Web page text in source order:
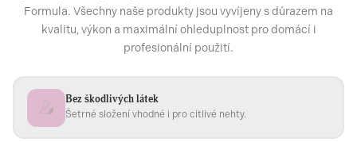
Formula. Všechny naše produkty jsou vyvíjeny s důrazem na
kvalitu, výkon a maximální ohleduplnost pro domácí i
profesionální použití.
Bez škodlivých látek
Šetrné složení vhodné i pro citlivé nehty.